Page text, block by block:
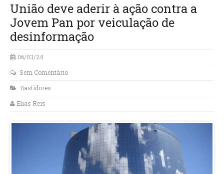
União deve aderir à ação contra a
Jovem Pan por veiculação de
desinformação
06/03/24
Sem Comentário
Bastidores
Elias Reis